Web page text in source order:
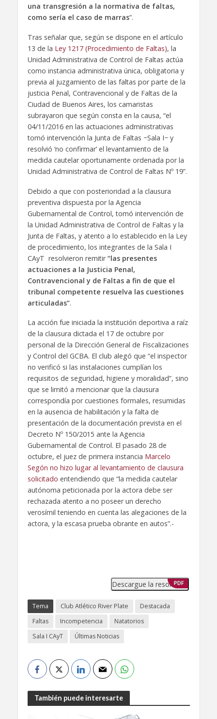
una transgresión a la normativa de faltas,
como sería el caso de marras”.
Tras señalar que, según se dispone en el artículo
13 de la Ley 1217 (Procedimiento de Faltas), la
Unidad Administrativa de Control de Faltas actúa
como instancia administrativa única, obligatoria y
previa al juzgamiento de las faltas por parte de la
justicia Penal, Contravencional y de Faltas de la
Ciudad de Buenos Aires, los camaristas
subrayaron que según consta en la causa, “el
04/11/2016 en las actuaciones administrativas
tomó intervención la Junta de Faltas −Sala I− y
resolvió ‘no confirmar’ el levantamiento de la
medida cautelar oportunamente ordenada por la
Unidad Administrativa de Control de Faltas Nº 19”.
Debido a que con posterioridad a la clausura
preventiva dispuesta por la Agencia
Gubernamental de Control, tomó intervención de
la Unidad Administrativa de Control de Faltas y la
Junta de Faltas, y atento a lo establecido en la Ley
de procedimiento, los integrantes de la Sala I
CAyT resolvieron remitir“las presentes
actuaciones a la Justicia Penal,
Contravencional y de Faltas a fin de que el
tribunal competente resuelva las cuestiones
articuladas”.
La acción fue iniciada la institución deportiva a raíz
de la clausura dictada el 17 de octubre por
personal de la Dirección General de Fiscalizaciones
y Control del GCBA. El club alegó que “el inspector
no verificó si las instalaciones cumplían los
requisitos de seguridad, higiene y moralidad”, sino
que se limitó a mencionar que la clausura
correspondía por cuestiones formales, resumidas
en la ausencia de habilitación y la falta de
presentación de la documentación prevista en el
Decreto Nº 150/2015 ante la Agencia
Gubernamental de Control. El pasado 28 de
octubre, el juez de primera instancia Marcelo
Segón no hizo lugar al levantamiento de clausura
solicitado entendiendo que “la medida cautelar
autónoma peticionada por la actora debe ser
rechazada atento a no poseer un derecho
verosímil teniendo en cuenta las alegaciones de la
actora, y la escasa prueba obrante en autos”.-
Descargue la resolución
PDF
Tema Club Atlético River Plate
Destacada
Faltas
Incompetencia
Natatorios
Sala I CAyT
Últimas Noticias
También puede interesarte